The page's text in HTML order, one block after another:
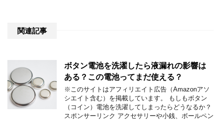
関連記事
ボタン電池を洗濯したら液漏れの影響は
ある？この電池ってまだ使える？
※このサイトはアフィリエイト広告（Amazonアソ
シエイト含む）を掲載しています。 もしもボタン
（コイン）電池を洗濯してしまったらどうなるか？
スポンサーリンク アクセサリーや小銭、ボールペン